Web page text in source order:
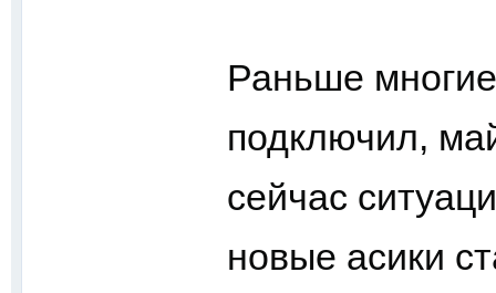
Раньше
подключил,
сейчас
новые асики